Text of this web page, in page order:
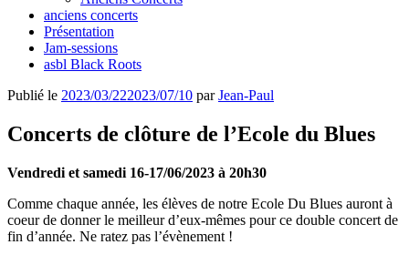
anciens concerts
Présentation
Jam-sessions
asbl Black Roots
Publié le 2023/03/222023/07/10 parJean-Paul
Concerts de clôture de l’Ecole du Blues
Vendredi et samedi 16-17/06/2023 à 20h30
Comme chaque année, les élèves de notre Ecole Du Blues auront à
coeur de donner le meilleur d’eux-mêmes pour ce double concert de
fin d’année. Ne ratez pas l’évènement !